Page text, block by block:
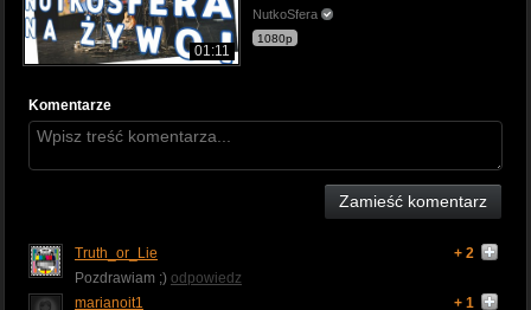
01:11
NutkoSfera
1080p
Komentarze
Zamieść komentarz
Truth_or_Lie
+ 2
Pozdrawiam ;) odpowiedz
marianoit1
+ 1